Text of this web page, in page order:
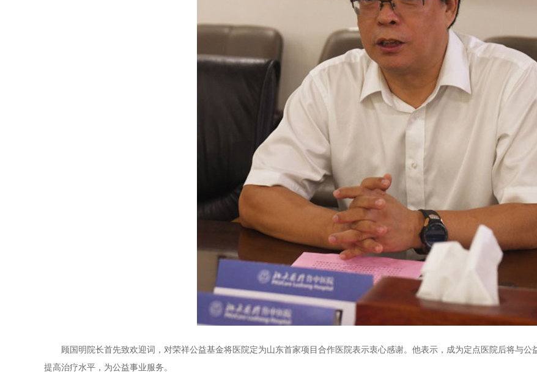
顾国明院长首先致欢迎词，对荣祥公益基金将医院定为山东首家项目合作医院表示衷心感谢。他表示，成为定点医院后将与公
提高治疗水平，为公益事业服务。